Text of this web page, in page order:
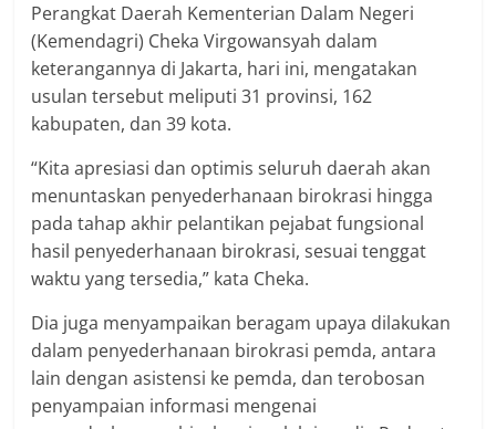
Perangkat Daerah Kementerian Dalam Negeri
(Kemendagri) Cheka Virgowansyah dalam
keterangannya di Jakarta, hari ini, mengatakan
usulan tersebut meliputi 31 provinsi, 162
kabupaten, dan 39 kota.
“Kita apresiasi dan optimis seluruh daerah akan
menuntaskan penyederhanaan birokrasi hingga
pada tahap akhir pelantikan pejabat fungsional
hasil penyederhanaan birokrasi, sesuai tenggat
waktu yang tersedia,” kata Cheka.
Dia juga menyampaikan beragam upaya dilakukan
dalam penyederhanaan birokrasi pemda, antara
lain dengan asistensi ke pemda, dan terobosan
penyampaian informasi mengenai